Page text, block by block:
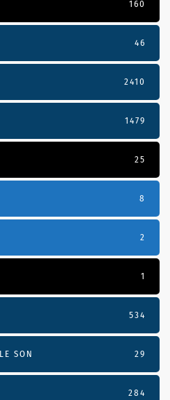
160
46
2410
1479
25
8
2
1
534
SON 29
284